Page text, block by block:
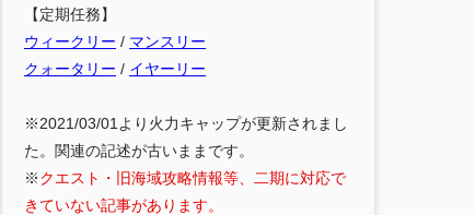
【定期任務】
ウィークリー / マンスリー
クォータリー / イヤーリー
※2021/03/01より火力キャップが更新されまし
た。関連の記述が古いままです。
※クエスト・旧海域攻略情報等、二期に対応で
きていない記事があります。